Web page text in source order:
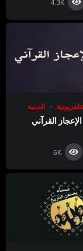
4.3K
الدينية
القرآني
6K